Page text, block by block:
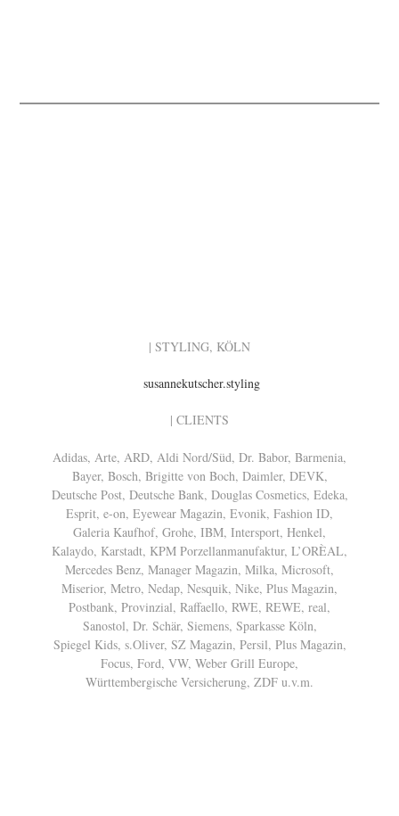
| STYLING, KÖLN
susannekutscher.styling
| CLIENTS
Adidas, Arte, ARD, Aldi Nord/Süd, Dr. Babor, Barmenia,
Bayer, Bosch, Brigitte von Boch, Daimler, DEVK,
Deutsche Post, Deutsche Bank, Douglas Cosmetics, Edeka,
Esprit, e-on, Eyewear Magazin, Evonik, Fashion ID,
Galeria Kaufhof, Grohe, IBM, Intersport, Henkel,
Kalaydo, Karstadt, KPM Porzellanmanufaktur, L’ORÈAL,
Mercedes Benz, Manager Magazin, Milka, Microsoft,
Miserior, Metro, Nedap, Nesquik, Nike, Plus Magazin,
Postbank, Provinzial, Raffaello, RWE, REWE, real,
Sanostol, Dr. Schär, Siemens, Sparkasse Köln,
Spiegel Kids, s.Oliver, SZ Magazin, Persil, Plus Magazin,
Focus, Ford, VW, Weber Grill Europe,
Württembergische Versicherung, ZDF u.v.m.